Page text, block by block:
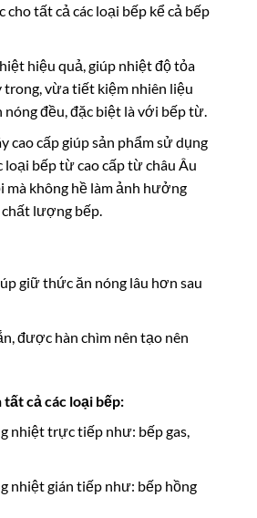
tất cả các loại bếp kể cả bếp
hiệu quả, giúp nhiệt độ tỏa
trong, vừa tiết kiệm nhiên liệu
đều, đặc biệt là với bếp từ.
cao cấp giúp sản phẩm sử dụng
loại bếp từ cao cấp từ châu Âu
mà không hề làm ảnh hưởng
lượng bếp.
giữ thức ăn nóng lâu hơn sau
được hàn chìm nên tạo nên
cả các loại bếp:
nhiệt trực tiếp như: bếp gas,
nhiệt gián tiếp như: bếp hồng